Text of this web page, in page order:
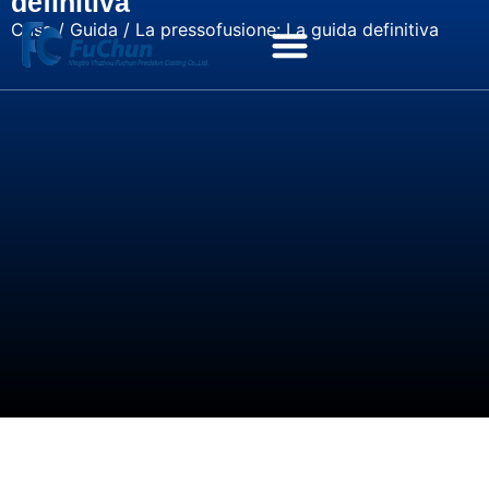
Casa/ Guida / La pressofusione: La guida definitiva